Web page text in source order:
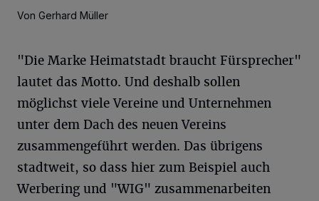
Von Gerhard Müller
"Die Marke Heimatstadt braucht Fürsprecher"
lautet das Motto. Und deshalb sollen
möglichst viele Vereine und Unternehmen
unter dem Dach des neuen Vereins
zusammengeführt werden. Das übrigens
stadtweit, so dass hier zum Beispiel auch
Werbering und "WIG" zusammenarbeiten